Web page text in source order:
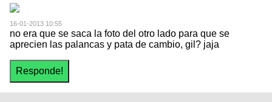
16-01-2013 10:55
no era que se saca la foto del otro lado para que se
aprecien las palancas y pata de cambio, gil? jaja